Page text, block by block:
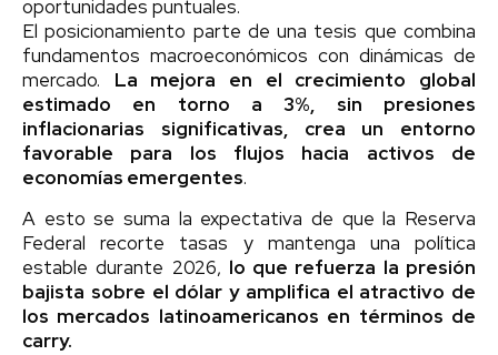
oportunidades puntuales.
El posicionamiento parte de una tesis que combina
fundamentos macroeconómicos con dinámicas de
mercado. La mejora en el crecimiento global
estimado en torno a 3%, sin presiones
inflacionarias significativas, crea un entorno
favorable para los flujos hacia activos de
economías emergentes.
A esto se suma la expectativa de que la Reserva
Federal recorte tasas y mantenga una política
estable durante 2026, lo que refuerza la presión
bajista sobre el dólar y amplifica el atractivo de
los mercados latinoamericanos en términos de
carry.